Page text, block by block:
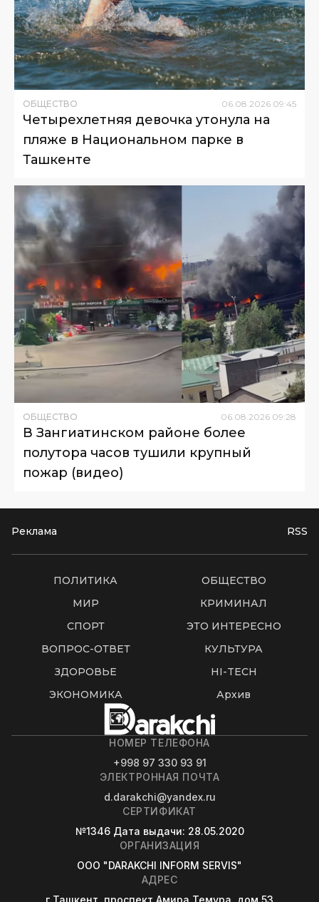
ОБЩЕСТВО 06.08.2026 09:45
Четырехлетняя девочка утонула на
пляже в Национальном парке в
Ташкенте
ОБЩЕСТВО 06.08.2026 09:28
В Зангиатинском районе более
полутора часов тушили крупный
пожар (видео)
Реклама RSS
ПОЛИТИКА
ОБЩЕСТВО
МИР
КРИМИНАЛ
СПОРТ
ЭТО ИНТЕРЕСНО
ВОПРОС-ОТВЕТ
КУЛЬТУРА
ЗДОРОВЬЕ
HI-TECH
ЭКОНОМИКА
Архив
НОМЕР ТЕЛЕФОНА
+998 97 330 93 91
ЭЛЕКТРОННАЯ ПОЧТА
d.darakchi@yandex.ru
СЕРТИФИКАТ
№1346 Дата выдачи: 28.05.2020
ОРГАНИЗАЦИЯ
OOO "DARAKCHI INFORM SERVIS"
АДРЕС